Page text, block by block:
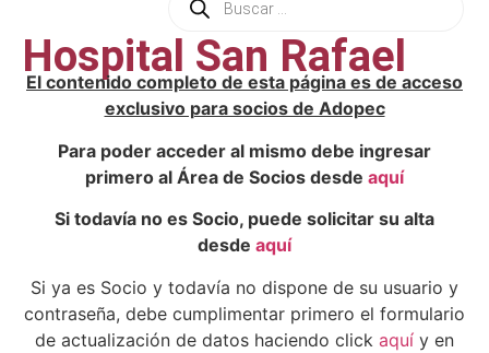
Hospital San Rafael
El contenido completo de esta página es de acceso
exclusivo para socios de Adopec
Para poder acceder al mismo debe ingresar
primero al Área de Socios desde aquí
Si todavía no es Socio, puede solicitar su alta
desde aquí
Si ya es Socio y todavía no dispone de su usuario y
contraseña, debe cumplimentar primero el formulario
de actualización de datos haciendo click aquí y en